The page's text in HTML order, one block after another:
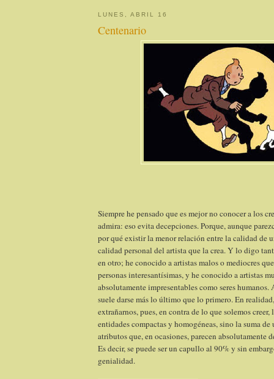
LUNES, ABRIL 16
Centenario
Siempre he pensado que es mejor no conocer a los
admira: eso evita decepciones. Porque, aunque
por qué existir la menor relación entre la calidad de
calidad personal del artista que la crea. Y lo digo
en otro; he conocido a artistas malos o mediocres
personas interesantísimas, y he conocido a artistas
absolutamente impresentables como seres humanos.
suele darse más lo último que lo primero. En
extrañarnos, pues, en contra de lo que solemos creer,
entidades compactas y homogéneas, sino la suma
atributos que, en ocasiones, parecen absolutamente
Es decir, se puede ser un capullo al 90% y sin
genialidad.